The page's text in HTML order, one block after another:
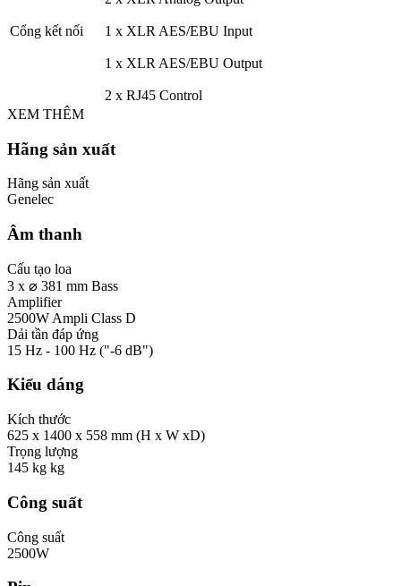
Cổng kết nối 1 x XLR AES/EBU Input
1 x XLR AES/EBU Output
2 x RJ45 Control
XEM THÊM
Hãng sản xuất
Hãng sản xuất
Genelec
Âm thanh
Cấu tạo loa
3 x ⌀ 381 mm Bass
Amplifier
2500W Ampli Class D
Dải tần đáp ứng
15 Hz - 100 Hz ("-6 dB")
Kiểu dáng
Kích thước
625 x 1400 x 558 mm (H x W xD)
Trọng lượng
145 kg kg
Công suất
Công suất
2500W